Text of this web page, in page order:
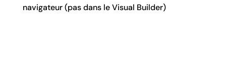
navigateur (pas dans le Visual Builder)